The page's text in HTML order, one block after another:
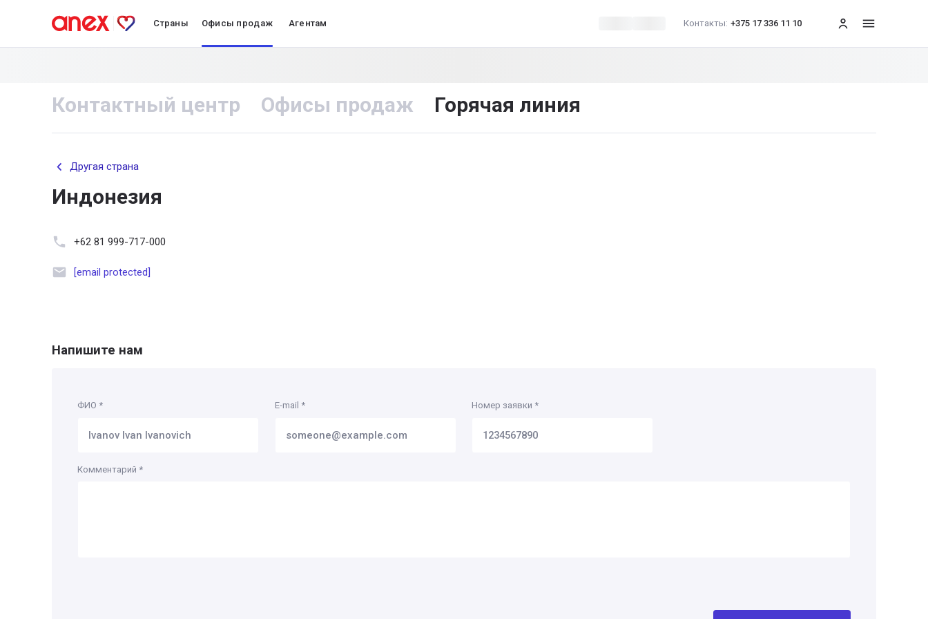
Страны Офисы продаж Агентам Контакты: +375 17 336 11 10 меню
Контактный центр Офисы продаж Горячая линия
Другая страна
Индонезия
+62 81 999-717-000
[email protected]
Напишите нам
ФИО * E-mail * Номер заявки *
Комментарий *